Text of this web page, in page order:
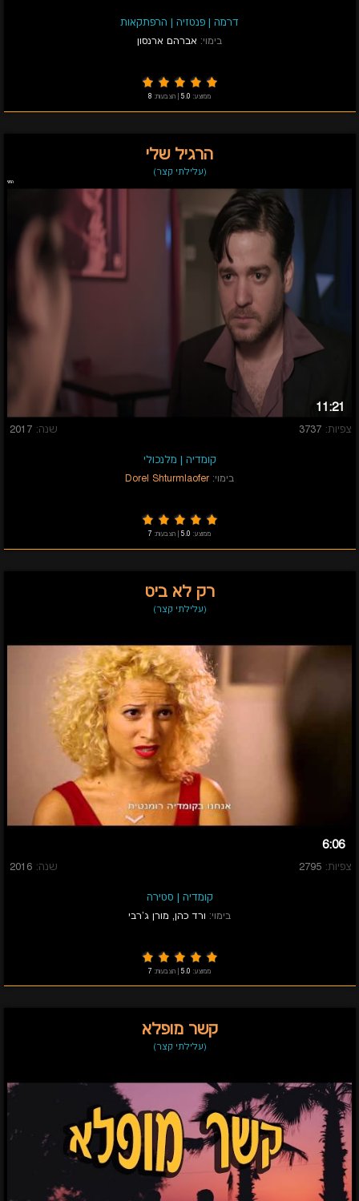
דרמה | פנטזיה | הרפתקאות
בימוי: אברהם ארנסון
ממוצע: 5.0 הצבעות: 8
הרגיל שלי
(עלילתי קצר)
11:21
צפיות: 3737 שנה: 2017
קומדיה | מלנכולי
בימוי: Dorel Shturmlaofer
ממוצע: 5.0 הצבעות: 7
רק לא ביט
(עלילתי קצר)
6:06
צפיות: 2795 שנה: 2016
קומדיה | סטירה
בימוי: ורד כהן, מורן ג'רבי
ממוצע: 5.0 הצבעות: 7
קשר מופלא
(עלילתי קצר)